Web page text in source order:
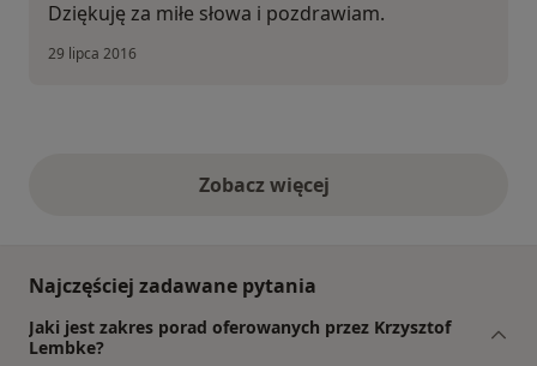
Dziękuję za miłe słowa i pozdrawiam.
29 lipca 2016
Zobacz więcejopinie powyżej
Najczęściej zadawane pytania
Jaki jest zakres porad oferowanych przez Krzysztof
Lembke?